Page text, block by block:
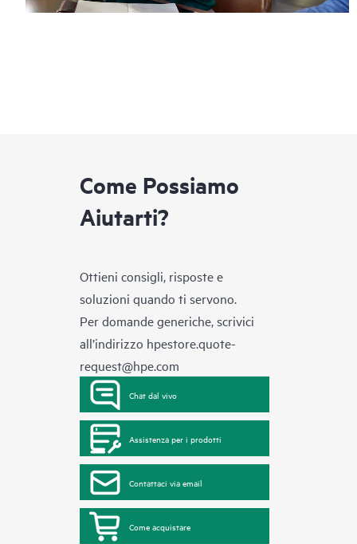
Come Possiamo
Aiutarti?
Ottieni consigli, risposte e
soluzioni quando ti servono.
Per domande generiche, scrivici
all’indirizzo hpestore.quote-
request@hpe.com
Chat dal vivo
Assistenza per i prodotti
Contattaci via email
Come acquistare